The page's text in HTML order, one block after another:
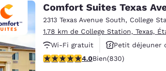
Español
Europe
Deutschland
Deutsch
Germany
Comfort Suites Texas
2313 Texas Avenue South, College
1.78 km de College Station, Texas,
Wi-Fi gratuit
Petit déjeuner
Piscine extérieure
3.97 étoiles. Bien. 830 commentaires
4.0Bien(830)